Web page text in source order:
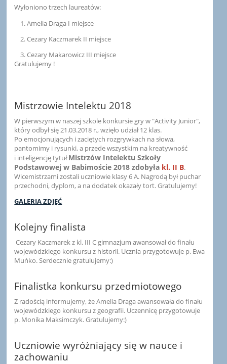
Wyłoniono trzech laureatów:
1. Amelia Draga I miejsce
2. Cezary Kaczmarek II miejsce
3. Cezary Makarowicz III miejsce
Gratulujemy !
Mistrzowie Intelektu 2018
W pierwszym w naszej szkole konkursie gry w "Activity Junior",
który odbył się 21.03.2018 r., wzięło udział 12 klas.
Po emocjonujących i zaciętych rozgrywkach na słowa,
pantomimy i rysunki, a przede wszystkim na kreatywność
i inteligencję tytułMistrzów Intelektu Szkoły
Podstawowej w Babimoście 2018 zdobyła kl. II B.
Wicemistrzami zostali uczniowie klasy 6 A. Nagrodą był puchar
przechodni, dyplom, a na dodatek okazały tort. Gratulujemy!
GALERIA ZDJĘĆ
Kolejny finalista
Cezary Kaczmarek z kl. III C gimnazjum awansował do finału
wojewódzkiego konkursu z historii. Ucznia przygotowuje p. Ewa
Muńko. Serdecznie gratulujemy:)
Finalistka konkursu przedmiotowego
Z radością informujemy, że Amelia Draga awansowała do finału
wojewódzkiego konkursu z geografii. Uczennicę przygotowuje
p. Monika Maksimczyk. Gratulujemy:)
Uczniowie wyróżniający się w nauce i
zachowaniu